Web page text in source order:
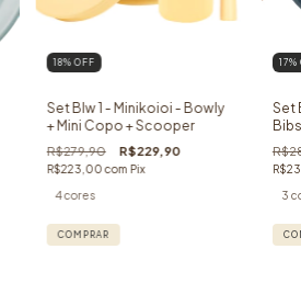
18% OFF
Set Blw 1 - Minikoioi - Bowly
+ Mini Copo + Scooper
R$279,90 R$229,90
R$223,00com Pix
4 cores
COMPRAR
17%
Set
3